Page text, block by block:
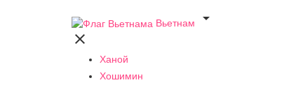
Вьетнам


Ханой
Хошимин